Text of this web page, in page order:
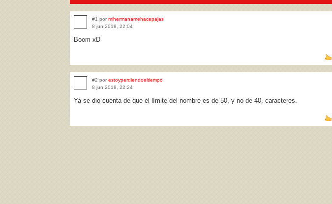
#1 por mihermanamehacepajas
8 jun 2018, 22:04
Boom xD
#2 por estoyperdiendoeltiempo
8 jun 2018, 22:24
Ya se dio cuenta de que el límite del nombre es de 50, y no de 40, caracteres.